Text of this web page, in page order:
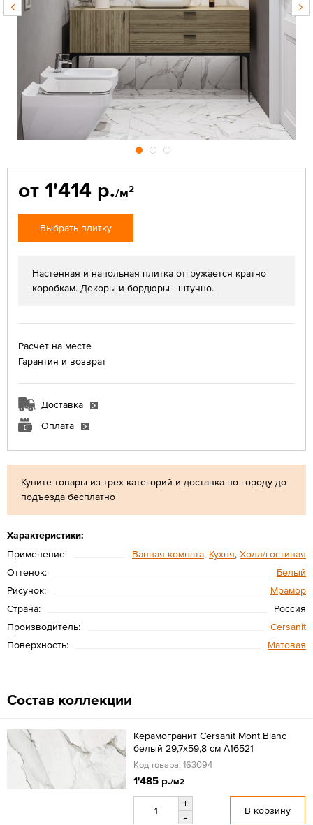
Купите товары из трех категорий и доставка по городу до
подъезда бесплатно
Характеристики:
Применение:
Ванная комната, Кухня, Холл/гостиная
Оттенок:
Белый
Рисунок:
Мрамор
Страна:
Россия
Производитель:
Cersanit
Поверхность:
Матовая
от 1'414 р./м2
Выбрать плитку
Настенная и напольная плитка отгружается кратно
коробкам. Декоры и бордюры - штучно.
Расчет на месте
Гарантия и возврат
Доставка
Оплата
Состав коллекции
Керамогранит Cersanit Mont Blanc
белый 29,7x59,8 см A16521
Код товара: 163094
1'485 р./м2
+
-
В корзину